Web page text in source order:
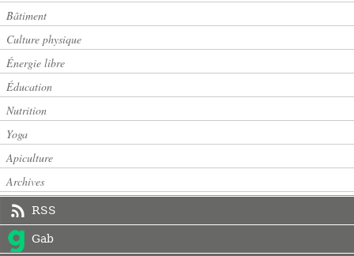
Bâtiment
Culture physique
Énergie libre
Éducation
Nutrition
Yoga
Apiculture
Archives
RSS
Gab